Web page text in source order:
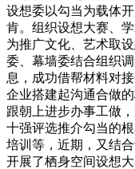
设想委以勾当为载体
肯。组织设想大赛、
为推广文化、艺术取
委、幕墙委结合组织
息，成功借帮材料对
企业搭建起沟通合做
跟朝上进步办事工做
十强评选推介勾当的
培训等，近期，又结
开展了栖身空间设想